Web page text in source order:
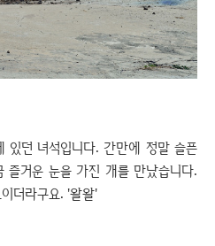
있던 녀석입니다. 간만에 정말 슬픈
거운 눈을 가진 개를 만났습니다.
더라구요. '왈왈'